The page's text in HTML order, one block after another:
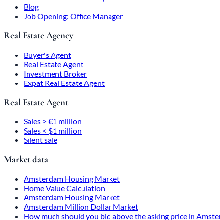
Blog
Job Opening: Office Manager
Real Estate Agency
Buyer's Agent
Real Estate Agent
Investment Broker
Expat Real Estate Agent
Real Estate Agent
Sales > €1 million
Sales < $1 million
Silent sale
Market data
Amsterdam Housing Market
Home Value Calculation
Amsterdam Housing Market
Amsterdam Million Dollar Market
How much should you bid above the asking price in